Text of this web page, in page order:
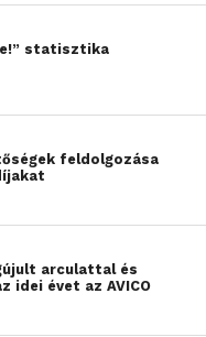
statisztika
feldolgozása
arculattal és
idei évet az AVICO